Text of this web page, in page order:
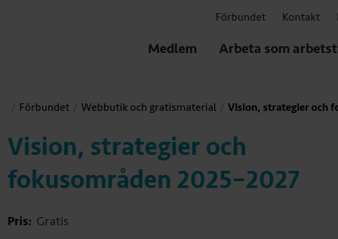
Förbundet Kontakt
Medlem Arbeta som
Förbundet Webbutik och gratismaterial Vision, strategier och
Vision, strategier och
fokusområden 2025–2027
Pris: Gratis